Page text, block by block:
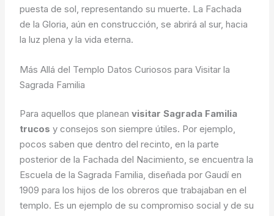
puesta de sol, representando su muerte. La Fachada
de la Gloria, aún en construcción, se abrirá al sur, hacia
la luz plena y la vida eterna.
Más Allá del Templo Datos Curiosos para Visitar la
Sagrada Familia
Para aquellos que planeanvisitar Sagrada Familia
trucos y consejos son siempre útiles. Por ejemplo,
pocos saben que dentro del recinto, en la parte
posterior de la Fachada del Nacimiento, se encuentra la
Escuela de la Sagrada Familia, diseñada por Gaudí en
1909 para los hijos de los obreros que trabajaban en el
templo. Es un ejemplo de su compromiso social y de su